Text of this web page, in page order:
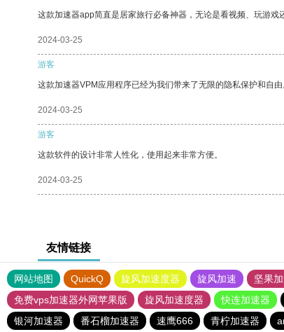
这款加速器app简直是居家旅行必备神器，无论是看视频、玩游戏
2024-03-25
游客
这款加速器VPM应用程序已经为我们带来了无限的隐私保护和自由
2024-03-25
游客
这款软件的设计非常人性化，使用起来非常方便。
2024-03-25
友情链接
网站地图 QuickQ 旋风加速度器 旋风加速 坚果
免费vps加速器外网苹果版
旋风加速度器 快连加速器
银河加速器
番石榴加速器 速鹰666 青柠加速器